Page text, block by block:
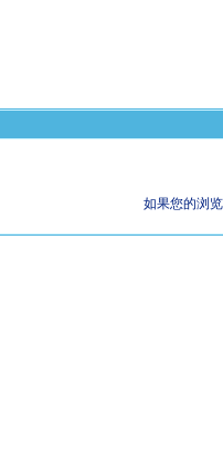
如果您的浏